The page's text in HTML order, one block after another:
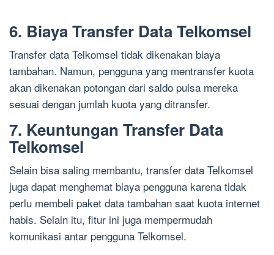
6. Biaya Transfer Data Telkomsel
Transfer data Telkomsel tidak dikenakan biaya
tambahan. Namun, pengguna yang mentransfer kuota
akan dikenakan potongan dari saldo pulsa mereka
sesuai dengan jumlah kuota yang ditransfer.
7. Keuntungan Transfer Data
Telkomsel
Selain bisa saling membantu, transfer data Telkomsel
juga dapat menghemat biaya pengguna karena tidak
perlu membeli paket data tambahan saat kuota internet
habis. Selain itu, fitur ini juga mempermudah
komunikasi antar pengguna Telkomsel.